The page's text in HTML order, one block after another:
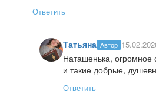
Ответить
Татьяна Автор
Наташенька, огромное
и такие добрые,
Ответить